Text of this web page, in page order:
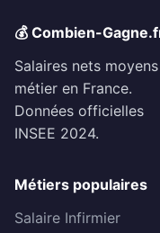
💰 Combien-
Salaires nets
métier en France.
Données officielles
INSEE 2024.
Métiers populaires
Salaire Infirmier